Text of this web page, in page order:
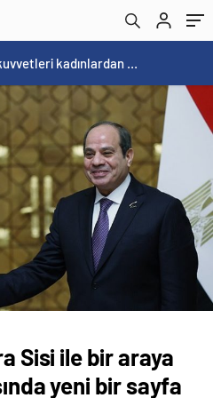
Cristiano Ronaldo’nun akıllara zarar tüm kariyerinin istatistiğini çıkardık !
Sisi ile bir araya
yeni bir sayfa